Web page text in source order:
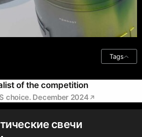
Tags
of the competition
choice. December 2024
свечи